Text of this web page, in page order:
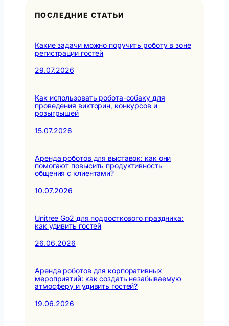
ПОСЛЕДНИЕ СТАТЬИ
Какие задачи можно поручить роботу в зоне
регистрации гостей
29.07.2026
Как использовать робота-собаку для
проведения викторин, конкурсов и
розыгрышей
15.07.2026
Аренда роботов для выставок: как они
помогают повысить продуктивность
общения с клиентами?
10.07.2026
Unitree Go2 для подросткового праздника:
как удивить гостей
26.06.2026
Аренда роботов для корпоративных
мероприятий: как создать незабываемую
атмосферу и удивить гостей?
19.06.2026